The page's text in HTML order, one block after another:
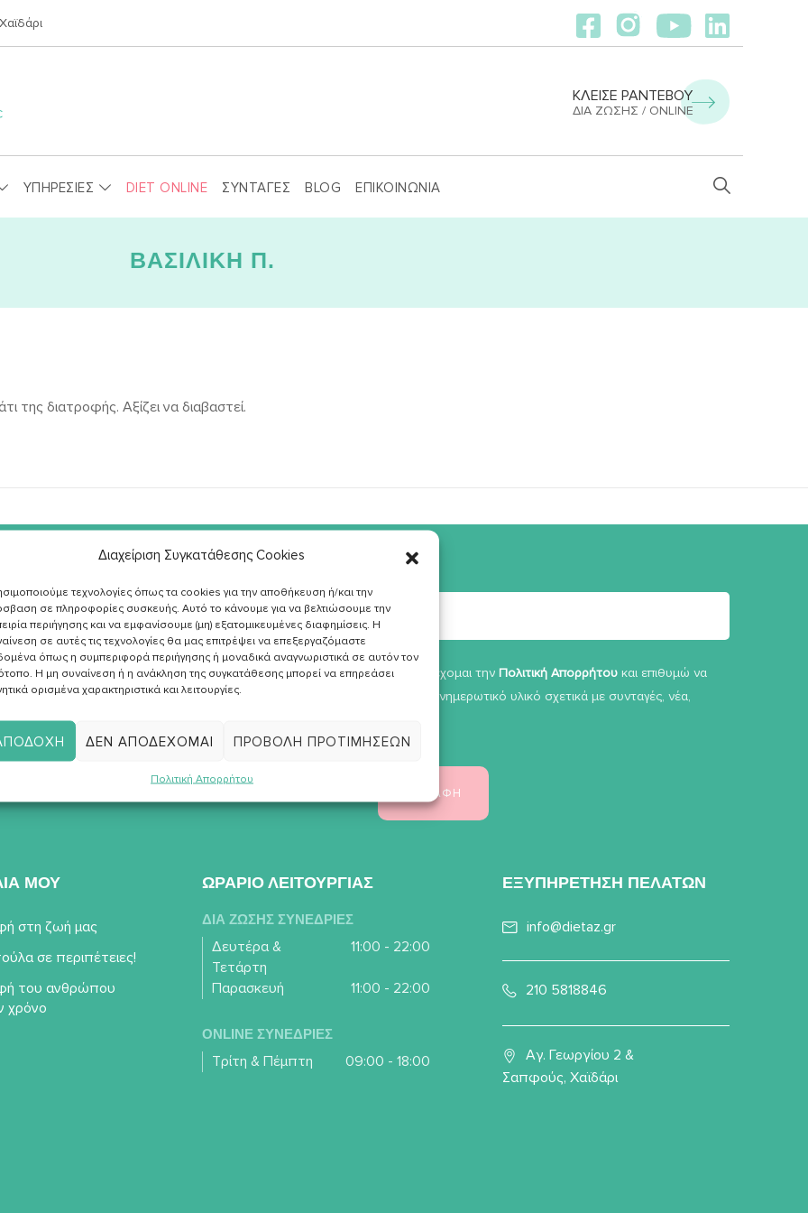
Διαχείριση Συγκατάθεσης Cookies
τεχνολογίες όπως τα cookies για την αποθήκευση ή/και την
σε πληροφορίες συσκευής. Αυτό το κάνουμε για να βελτιώσουμε την
περιήγησης και να εμφανίσουμε (μη) εξατομικευμένες διαφημίσεις. Η
σε αυτές τις τεχνολογίες θα μας επιτρέψει να επεξεργαζόμαστε
όπως η συμπεριφορά περιήγησης ή μοναδικά αναγνωριστικά σε αυτόν τον
Η μη συναίνεση ή η ανάκληση της συγκατάθεσης μπορεί να επηρεάσει
ορισμένα χαρακτηριστικά και λειτουργίες.
ΔΕΝ ΑΠΟΔΈΧΟΜΑΙ ΠΡΟΒΟΛΉ ΠΡΟΤΙΜΉΣΕΩΝ
Πολιτική Απορρήτου
ΚΛΕΙΣΕ ΡΑΝΤΕΒΟΥ
ΔΙΑ ΖΏΣΗΣ / ONLINE
ΥΠΗΡΕΣΙΕΣ DIET ONLINE ΣΥΝΤΑΓΕΣ BLOG ΕΠΙΚΟΙΝΩΝΙΑ
ΒΑΣΙΛΙΚΗ Π.
διατροφής. Αξίζει να διαβαστεί.
Εγγραφή στο
Newsletter
Αποδέχομαι την Πολιτική Απορρήτου και επιθυμώ να
λαμβάνω ενημερωτικό υλικό σχετικά με συνταγές, νέα,
ΜΟΥ
στη ζωή μας
σε περιπέτειες!
του ανθρώπου
χρόνο
ΩΡΑΡΙΟ ΛΕΙΤΟΥΡΓΙΑΣ
ΔΙΑ ΖΩΣΗΣ ΣΥΝΕΔΡΙΕΣ
Δευτέρα &
Τετάρτη
11:00 - 22:00
Παρασκευή 11:00 - 22:00
ONLINE ΣΥΝΕΔΡΙΕΣ
Τρίτη & Πέμπτη 09:00 - 18:00
ΕΞΥΠΗΡΕΤΗΣΗ ΠΕΛΑΤΩΝ
info@dietaz.gr
210 5818846
Αγ. Γεωργίου 2 &
Σαπφούς, Χαϊδάρι